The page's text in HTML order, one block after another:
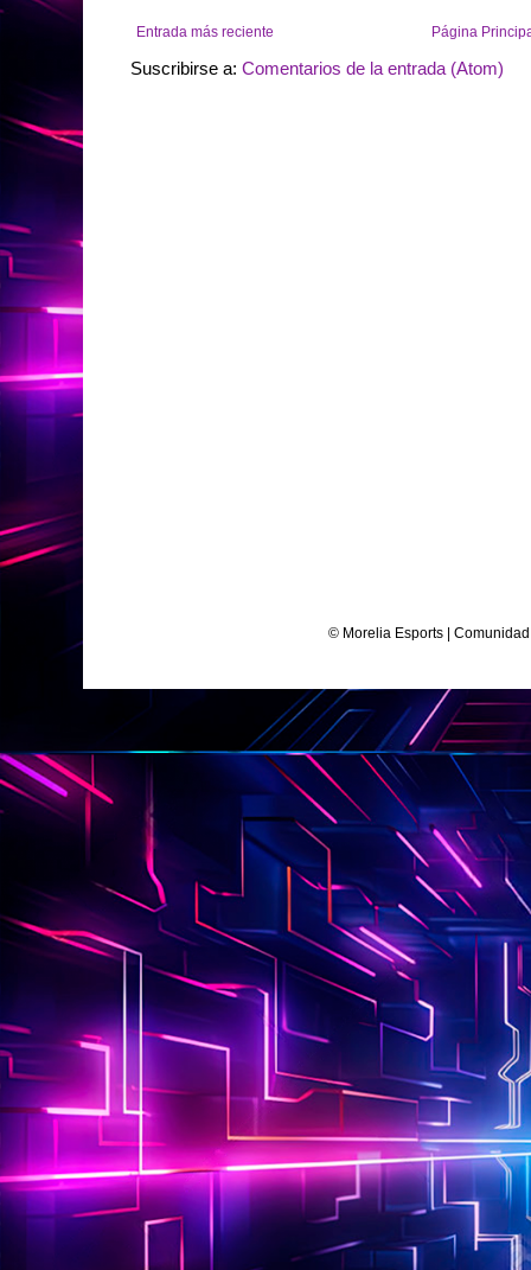
Entrada más reciente Página
Suscribirse a: Comentarios de la entrada (Atom)
© Morelia Esports |